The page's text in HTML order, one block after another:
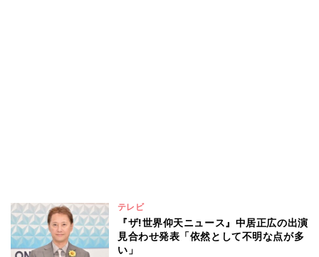
テレビ
『ザ!世界仰天ニュース』中居正広の出演
見合わせ発表「依然として不明な点が多
い」